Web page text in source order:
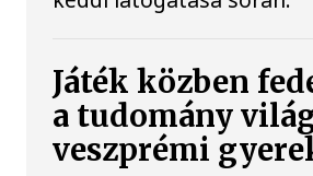
Játék közben
a tudomány
veszprémi